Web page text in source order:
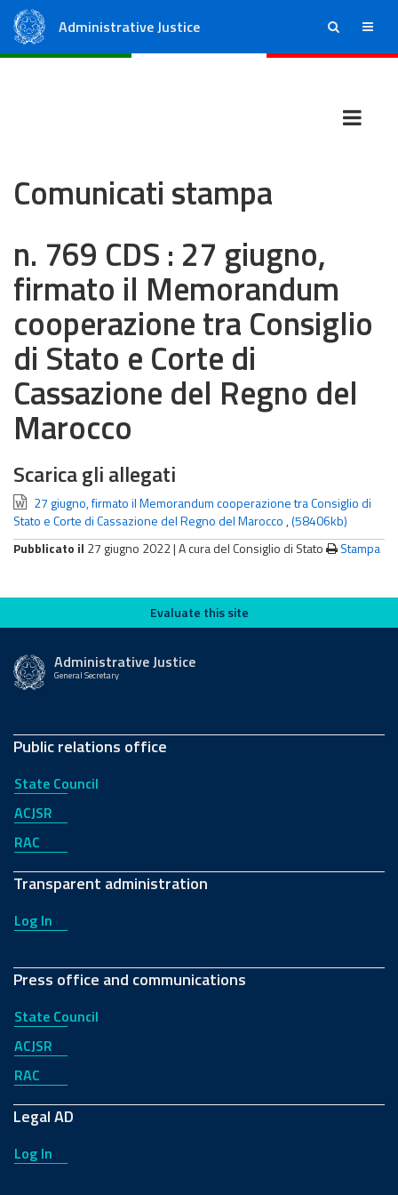
Administrative Justice ricerca menu
Comunicati stampa
n. 769 CDS : 27 giugno,
firmato il Memorandum
cooperazione tra Consiglio
di Stato e Corte di
Cassazione del Regno del
Marocco
Scarica gli allegati
27 giugno, firmato il Memorandum cooperazione tra Consiglio di
Stato e Corte di Cassazione del Regno del Marocco ,(58406kb)
Pubblicato il 27 giugno 2022 |A cura del Consiglio di Stato Stampa
Evaluate this siteEvaluate this site
Administrative Justice
General Secretary
Public relations office
State Council
ACJSR
RAC
Transparent administration
Log In
Press office and communications
State Council
ACJSR
RAC
Legal AD
Log In